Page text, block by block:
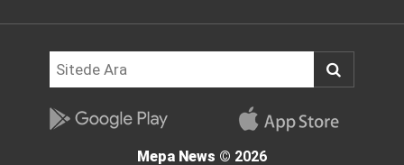
Mepa News © 2026